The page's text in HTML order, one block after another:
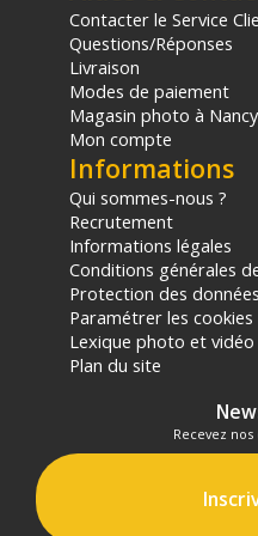
sur le prix TTC en €, les points
panier.
Contacter le Service
Questions/Réponses
Livraison
Modes de paiement
Magasin photo à Nancy
Mon compte
Informations
Qui sommes-nous ?
Recrutement
Informations légales
Conditions générales
Protection des données
Paramétrer les cookies
Lexique photo et vidéo
Plan du site
Recevez